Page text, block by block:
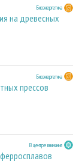
Биоэнергетика
на древесных
Биоэнергетика
прессов
В центре внимания